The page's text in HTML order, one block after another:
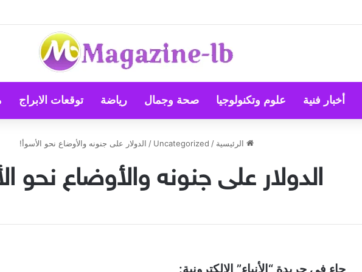
أخبار فنية علوم وتكنولوجيا صحة وجمال رياضة توقعات الابراج
الرئيسية /
Uncategorized
/ الدولار على جنونه والأوضاع نحو الأسوأ!
الدولار على جنونه والأوضاع نحو
جاء في جريدة “الأنباء” الإلكترونية: